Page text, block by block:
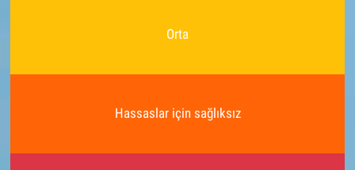
Orta
Hassaslar için sağlıksız